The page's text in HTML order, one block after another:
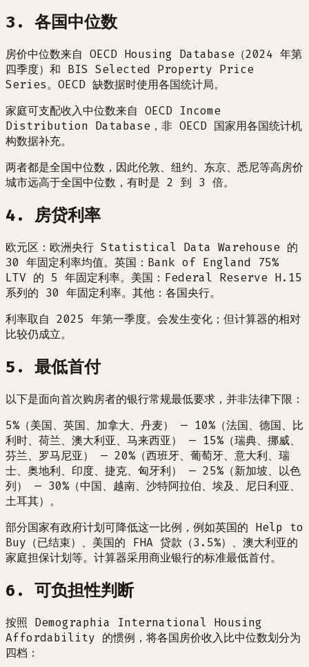
3. 各国中位数
房价中位数来自 OECD Housing Database（2024 年第
四季度）和 BIS Selected Property Price
Series。OECD 缺数据时使用各国统计局。
家庭可支配收入中位数来自 OECD Income
Distribution Database，非 OECD 国家用各国统计机
构数据补充。
两者都是全国中位数，因此伦敦、纽约、东京、悉尼等高房价
城市远高于全国中位数，有时是 2 到 3 倍。
4. 房贷利率
欧元区：欧洲央行 Statistical Data Warehouse 的
30 年固定利率均值。英国：Bank of England 75%
LTV 的 5 年固定利率。美国：Federal Reserve H.15
系列的 30 年固定利率。其他：各国央行。
利率取自 2025 年第一季度。会发生变化；但计算器的相对
比较仍成立。
5. 最低首付
以下是面向首次购房者的银行常规最低要求，并非法律下限：
5%（美国、英国、加拿大、丹麦） — 10%（法国、德国、比
利时、荷兰、澳大利亚、马来西亚） — 15%（瑞典、挪威、
芬兰、罗马尼亚） — 20%（西班牙、葡萄牙、意大利、瑞
士、奥地利、印度、捷克、匈牙利） — 25%（新加坡、以色
列） — 30%（中国、越南、沙特阿拉伯、埃及、尼日利亚、
土耳其）。
部分国家有政府计划可降低这一比例，例如英国的 Help to
Buy（已结束）、美国的 FHA 贷款（3.5%）、澳大利亚的
家庭担保计划等。计算器采用商业银行的标准最低首付。
6. 可负担性判断
按照 Demographia International Housing
Affordability 的惯例，将各国房价收入比中位数划分为
四档：